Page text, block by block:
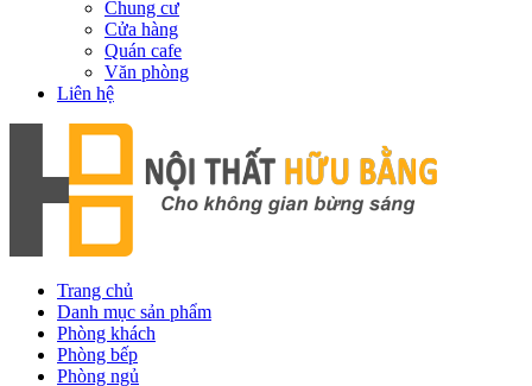
Chung cư
Cửa hàng
Quán cafe
Văn phòng
Liên hệ
Trang chủ
Danh mục sản phẩm
Phòng khách
Phòng bếp
Phòng ngủ